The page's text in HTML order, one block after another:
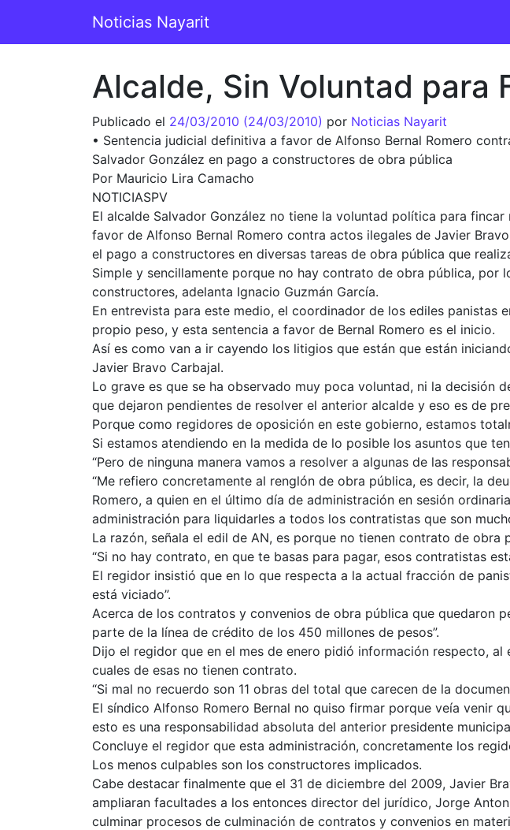
Navegación principal
Noticias Nayarit
Alcalde, Sin Voluntad para
Publicado el 24/03/2010 (24/03/2010) por Noticias Nayarit
• Sentencia judicial definitiva a favor de Alfonso Bernal Romero
Salvador González en pago a constructores de obra pública
Por Mauricio Lira Camacho
NOTICIASPV
El alcalde Salvador González no tiene la voluntad política para
favor de Alfonso Bernal Romero contra actos ilegales de Javier
el pago a constructores en diversas tareas de obra pública que
Simple y sencillamente porque no hay contrato de obra pública,
constructores, adelanta Ignacio Guzmán García.
En entrevista para este medio, el coordinador de los ediles panistas
propio peso, y esta sentencia a favor de Bernal Romero es el inicio.
Así es como van a ir cayendo los litigios que están que están
Javier Bravo Carbajal.
Lo grave es que se ha observado muy poca voluntad, ni la decisión
que dejaron pendientes de resolver el anterior alcalde y eso es de
Porque como regidores de oposición en este gobierno, estamos
Si estamos atendiendo en la medida de lo posible los asuntos que
“Pero de ninguna manera vamos a resolver a algunas de las
“Me refiero concretamente al renglón de obra pública, es decir, la
Romero, a quien en el último día de administración en sesión
administración para liquidarles a todos los contratistas que son
La razón, señala el edil de AN, es porque no tienen contrato de obra
“Si no hay contrato, en que te basas para pagar, esos contratistas
El regidor insistió que en lo que respecta a la actual fracción de
está viciado”.
Acerca de los contratos y convenios de obra pública que quedaron
parte de la línea de crédito de los 450 millones de pesos”.
Dijo el regidor que en el mes de enero pidió información respecto,
cuales de esas no tienen contrato.
“Si mal no recuerdo son 11 obras del total que carecen de la
El síndico Alfonso Romero Bernal no quiso firmar porque veía venir
esto es una responsabilidad absoluta del anterior presidente
Concluye el regidor que esta administración, concretamente los
Los menos culpables son los constructores implicados.
Cabe destacar finalmente que el 31 de diciembre del 2009, Javier
ampliaran facultades a los entonces director del jurídico, Jorge
culminar procesos de culminación de contratos y convenios en